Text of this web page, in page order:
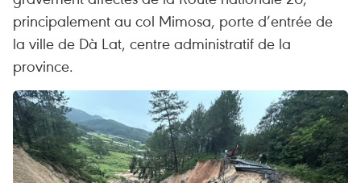
principalement au col Mimosa, porte d’entrée de
la ville de Dà Lat, centre administratif de la
province.